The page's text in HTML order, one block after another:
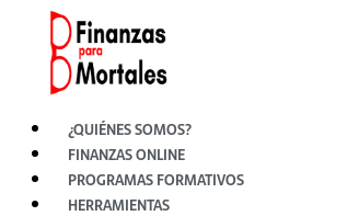
contenido
¿QUIÉNES SOMOS?
FINANZAS ONLINE
PROGRAMAS FORMATIVOS
HERRAMIENTAS